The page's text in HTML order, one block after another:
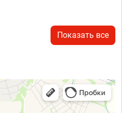
Показать все